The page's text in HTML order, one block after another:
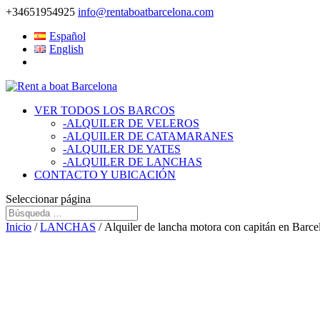
+34651954925 info@rentaboatbarcelona.com
Español
English
VER TODOS LOS BARCOS
-ALQUILER DE VELEROS
-ALQUILER DE CATAMARANES
-ALQUILER DE YATES
-ALQUILER DE LANCHAS
CONTACTO Y UBICACIÓN
Seleccionar página
Inicio /LANCHAS / Alquiler de lancha motora con capitán en